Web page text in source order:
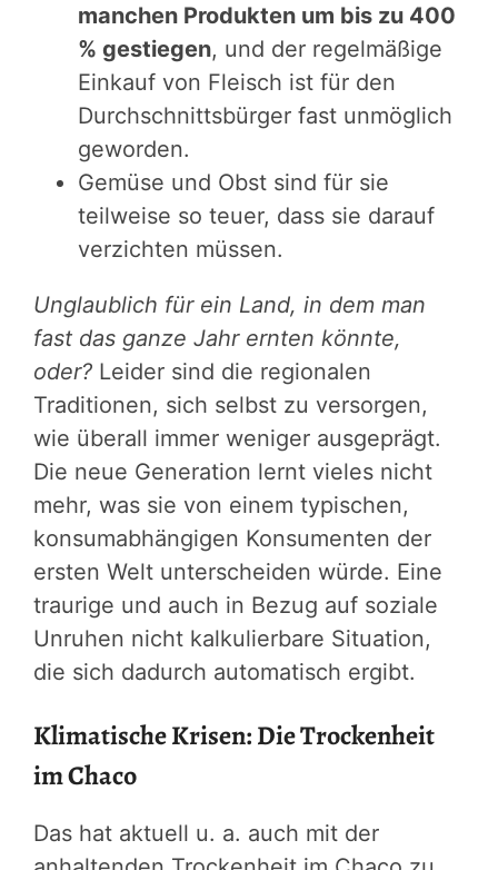
manchen Produkten um bis zu 400
% gestiegen, und der regelmäßige
Einkauf von Fleisch ist für den
Durchschnittsbürger fast unmöglich
geworden.
Gemüse und Obst sind für sie
teilweise so teuer, dass sie darauf
verzichten müssen.
Unglaublich für ein Land, in dem man
fast das ganze Jahr ernten könnte,
oder? Leider sind die regionalen
Traditionen, sich selbst zu versorgen,
wie überall immer weniger ausgeprägt.
Die neue Generation lernt vieles nicht
mehr, was sie von einem typischen,
konsumabhängigen Konsumenten der
ersten Welt unterscheiden würde. Eine
traurige und auch in Bezug auf soziale
Unruhen nicht kalkulierbare Situation,
die sich dadurch automatisch ergibt.
Klimatische Krisen: Die Trockenheit
im Chaco
Das hat aktuell u. a. auch mit der